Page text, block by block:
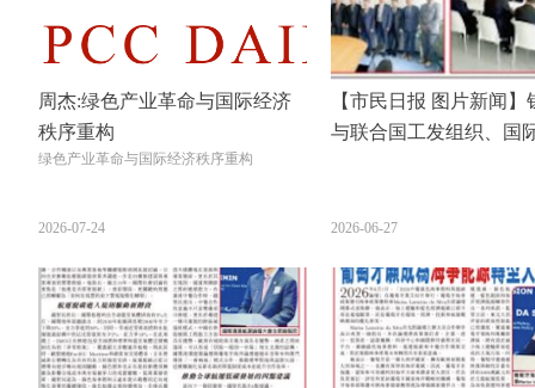
周杰:绿色产业革命与国际经济
秩序重构
绿色产业革命与国际经济秩序重构
2026-07-24
【市民日报 图片新闻】
与联合国工发组织、国
2026-06-27